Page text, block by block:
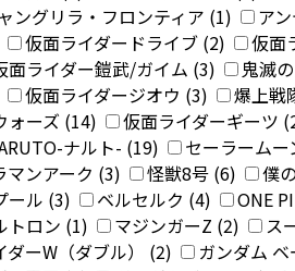
ングリラ・フロンティア (1)
ア
仮面ライダードライブ (2)
仮面
面ライダー鎧武/ガイム (3)
鬼滅
仮面ライダージオウ (3)
爆上戦
ォーズ (14)
仮面ライダーギーツ
ナルト- (19)
セーラーム
マンアーク (3) 怪獣8号 (6)
僕
ール (3) ベルセルク (4)
ONE
トロン (1) マジンガーZ (2)
ス
ダーW（ダブル） (2)
ガンダム